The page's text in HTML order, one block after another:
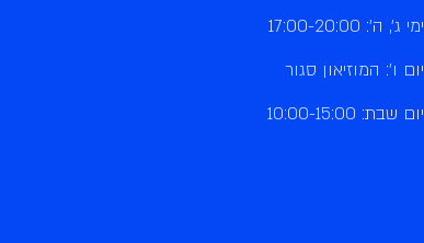
ימי ג', ה': 17:00-20:00
יום ו': המוזיאון סגור
יום שבת: 10:00-15:00